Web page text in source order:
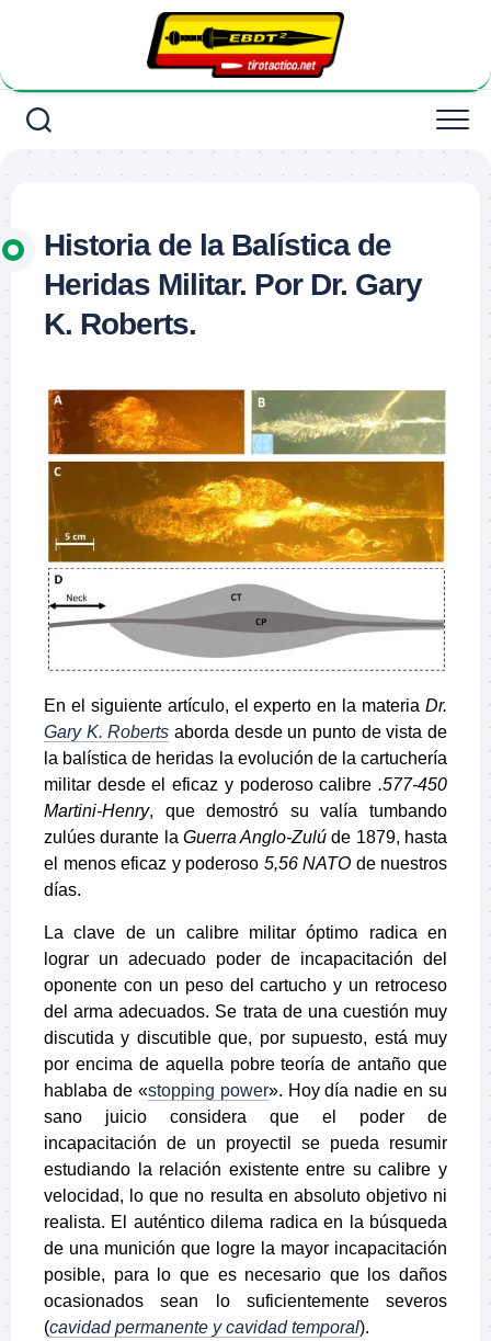
Historia de la Balística de
Heridas Militar. Por Dr. Gary
K. Roberts.
En el siguiente artículo, el experto en la materia Dr.
Gary K. Roberts aborda desde un punto de vista de
la balística de heridas la evolución de la cartuchería
militar desde el eficaz y poderoso calibre .577-450
Martini-Henry, que demostró su valía tumbando
zulúes durante la Guerra Anglo-Zulú de 1879, hasta
el menos eficaz y poderoso 5,56 NATO de nuestros
días.
La clave de un calibre militar óptimo radica en
lograr un adecuado poder de incapacitación del
oponente con un peso del cartucho y un retroceso
del arma adecuados. Se trata de una cuestión muy
discutida y discutible que, por supuesto, está muy
por encima de aquella pobre teoría de antaño que
hablaba de «stopping power». Hoy día nadie en su
sano juicio considera que el poder de
incapacitación de un proyectil se pueda resumir
estudiando la relación existente entre su calibre y
velocidad, lo que no resulta en absoluto objetivo ni
realista. El auténtico dilema radica en la búsqueda
de una munición que logre la mayor incapacitación
posible, para lo que es necesario que los daños
ocasionados sean lo suficientemente severos
(cavidad permanente y cavidad temporal).